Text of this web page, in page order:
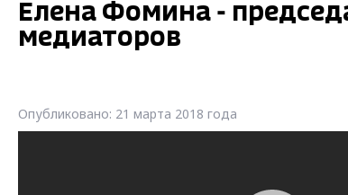
Елена Фомина -
медиаторов
Опубликовано: 21 марта 2018 года